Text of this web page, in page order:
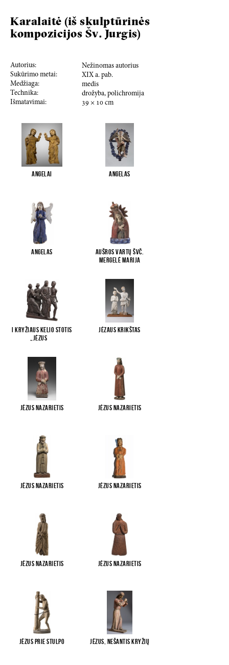
Karalaitė (iš skulptūrinės
kompozicijos Šv. Jurgis)
Autorius:
Nežinomas autorius
Sukūrimo metai:
XIX a. pab.
Medžiaga:
medis
Technika:
drožyba, polichromija
Išmatavimai:
39 × 10 cm
Angelai Angelas
Angelas
Aušros Vartų Švč.
Mergelė Marija
I Kryžiaus kelio stotis
„Jėzus
Jėzaus krikštas
Jėzus Nazarietis Jėzus Nazarietis
Jėzus Nazarietis Jėzus Nazarietis
Jėzus Nazarietis Jėzus Nazarietis
Jėzus prie stulpo Jėzus, nešantis kryžių